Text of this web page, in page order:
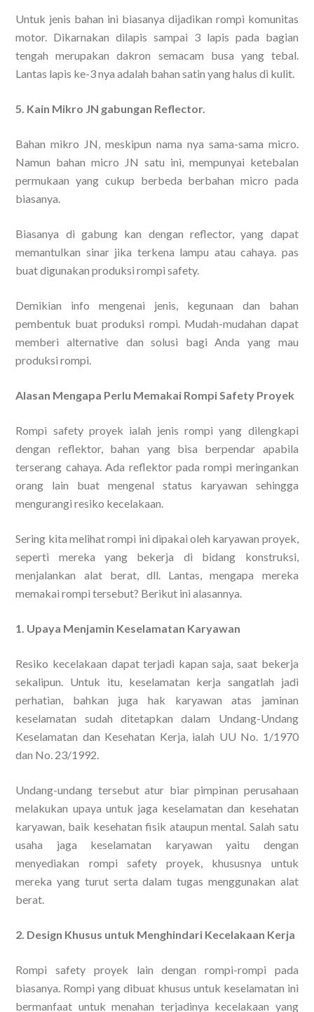
Untuk jenis bahan ini biasanya dijadikan rompi komunitas
motor. Dikarnakan dilapis sampai 3 lapis pada bagian
tengah merupakan dakron semacam busa yang tebal.
Lantas lapis ke-3 nya adalah bahan satin yang halus di kulit.
5. Kain Mikro JN gabungan Reflector.
Bahan mikro JN, meskipun nama nya sama-sama micro.
Namun bahan micro JN satu ini, mempunyai ketebalan
permukaan yang cukup berbeda berbahan micro pada
biasanya.
Biasanya di gabung kan dengan reflector, yang dapat
memantulkan sinar jika terkena lampu atau cahaya. pas
buat digunakan produksi rompi safety.
Demikian info mengenai jenis, kegunaan dan bahan
pembentuk buat produksi rompi. Mudah-mudahan dapat
memberi alternative dan solusi bagi Anda yang mau
produksi rompi.
Alasan Mengapa Perlu Memakai Rompi Safety Proyek
Rompi safety proyek ialah jenis rompi yang dilengkapi
dengan reflektor, bahan yang bisa berpendar apabila
terserang cahaya. Ada reflektor pada rompi meringankan
orang lain buat mengenal status karyawan sehingga
mengurangi resiko kecelakaan.
Sering kita melihat rompi ini dipakai oleh karyawan proyek,
seperti mereka yang bekerja di bidang konstruksi,
menjalankan alat berat, dll. Lantas, mengapa mereka
memakai rompi tersebut? Berikut ini alasannya.
1. Upaya Menjamin Keselamatan Karyawan
Resiko kecelakaan dapat terjadi kapan saja, saat bekerja
sekalipun. Untuk itu, keselamatan kerja sangatlah jadi
perhatian, bahkan juga hak karyawan atas jaminan
keselamatan sudah ditetapkan dalam Undang-Undang
Keselamatan dan Kesehatan Kerja, ialah UU No. 1/1970
dan No. 23/1992.
Undang-undang tersebut atur biar pimpinan perusahaan
melakukan upaya untuk jaga keselamatan dan kesehatan
karyawan, baik kesehatan fisik ataupun mental. Salah satu
usaha jaga keselamatan karyawan yaitu dengan
menyediakan rompi safety proyek, khususnya untuk
mereka yang turut serta dalam tugas menggunakan alat
berat.
2. Design Khusus untuk Menghindari Kecelakaan Kerja
Rompi safety proyek lain dengan rompi-rompi pada
biasanya. Rompi yang dibuat khusus untuk keselamatan ini
bermanfaat untuk menahan terjadinya kecelakaan yang